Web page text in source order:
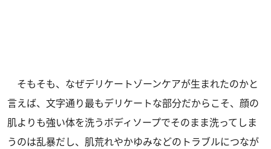
そもそも、なぜデリケートゾーンケアが生まれたのかと
言えば、文字通り最もデリケートな部分だからこそ、顔の
肌よりも強い体を洗うボディソープでそのまま洗ってしま
うのは乱暴だし、肌荒れやかゆみなどのトラブルにつなが